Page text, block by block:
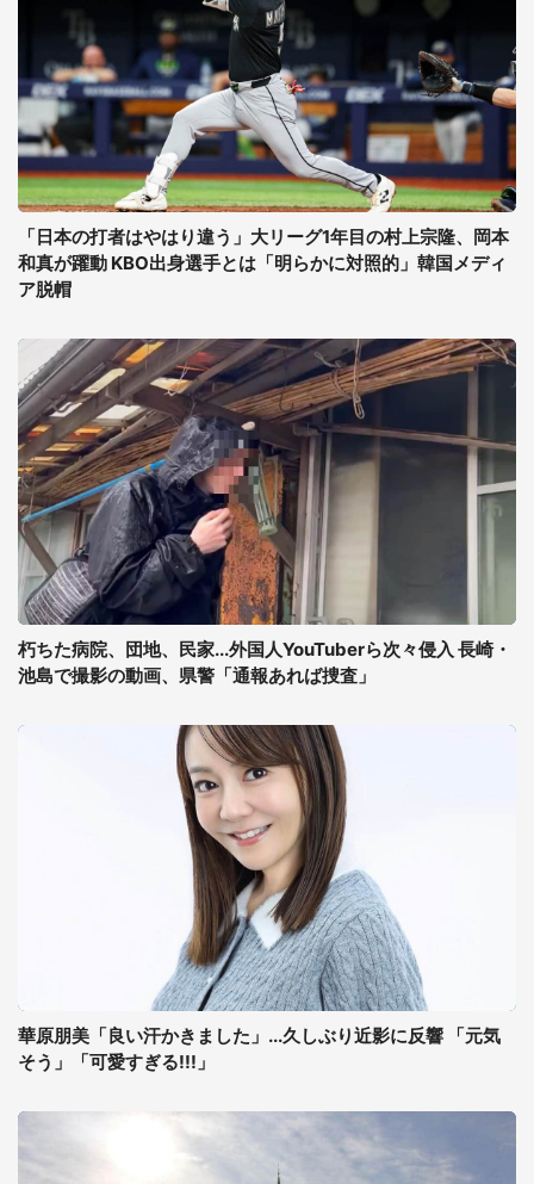
「日本の打者はやはり違う」大リーグ1年目の村上宗隆、岡本
和真が躍動 KBO出身選手とは「明らかに対照的」韓国メディ
ア脱帽
朽ちた病院、団地、民家...外国人YouTuberら次々侵入 長崎・
池島で撮影の動画、県警「通報あれば捜査」
華原朋美「良い汗かきました」...久しぶり近影に反響 「元気
そう」「可愛すぎる!!!」